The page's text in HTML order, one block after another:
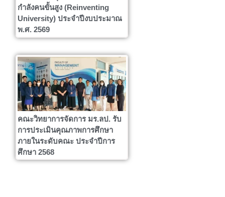
กำลังคนขั้นสูง (Reinventing
University) ประจำปีงบประมาณ
พ.ศ. 2569
คณะวิทยาการจัดการ มร.ลป. รับ
การประเมินคุณภาพการศึกษา
ภายในระดับคณะ ประจำปีการ
ศึกษา 2568